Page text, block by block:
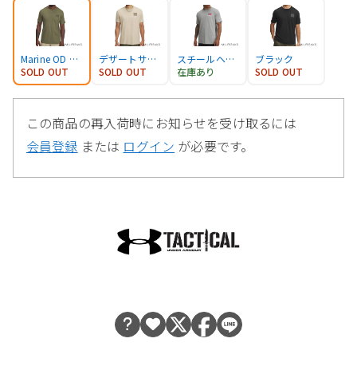
Marine OD Green
SOLD OUT
デザートサンド
SOLD OUT
スチールヘザー
在庫あり
ブラック
SOLD OUT
この商品の再入荷時にお知らせを受け取るには
会員登録 または ログイン が必要です。